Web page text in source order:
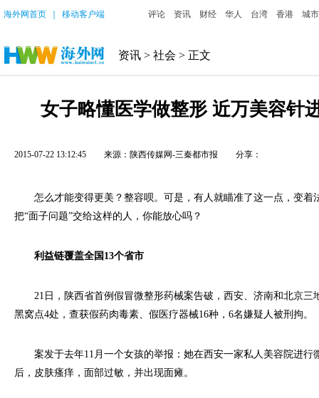
海外网首页 移动客户端 评论 资讯 财经 华人 台湾 香港 城市
资讯 > 社会 > 正文
女子略懂医学做整形 近万美容针
2015-07-22 13:12:45 来源：陕西传媒网-三秦都市报 分享：
怎么才能变得更美？整容呗。可是，有人就瞄准了这一点，变着
把“面子问题”交给这样的人，你能放心吗？
利益链覆盖全国13个省市
21日，陕西省首例假冒微整形药械案告破，西安、济南和北京三
黑窝点4处，查获假药肉毒素、假医疗器械16种，6名嫌疑人被刑拘。
案发于去年11月一个女孩的举报：她在西安一家私人美容院进行
后，皮肤瘙痒，面部过敏，并出现面瘫。